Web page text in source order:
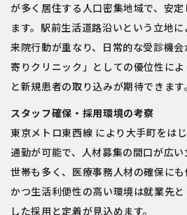
が多く居住する人口密集地域で、安
ます。駅前生活道路沿いという立地
来院行動が重なり、日常的な受診機
寄りクリニック」としての優位性に
と新規患者の取り込みが期待できます。
スタッフ確保・採用環境の考察
東京メトロ東西線 により大手町をは
通勤が可能で、人材募集の間口が広
世帯も多く、医療事務人材の確保に
かつ生活利便性の高い環境は就業先
した採用と定着が見込めます。